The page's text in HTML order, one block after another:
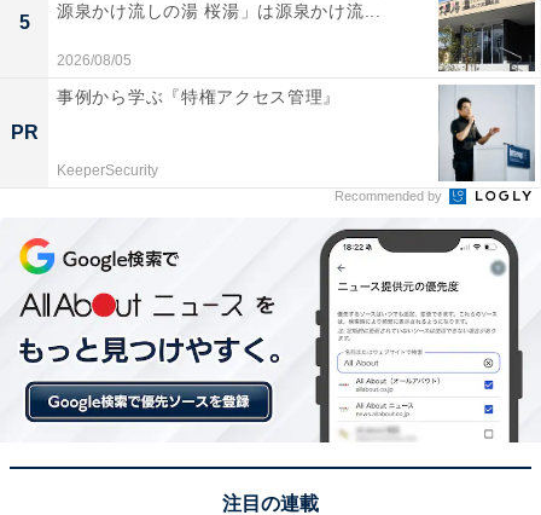
5
源泉かけ流しの湯 桜湯」は源泉かけ流...
2026/08/05
PR
事例から学ぶ『特権アクセス管理』
KeeperSecurity
Recommended by
注目の連載